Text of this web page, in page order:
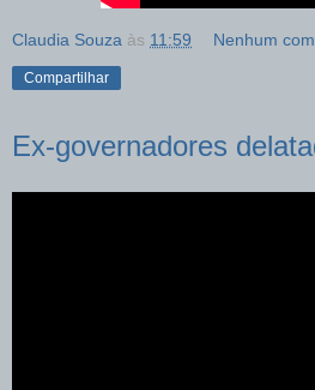
Claudia Souza às 11:59 Nenhum
Compartilhar
Ex-governadores